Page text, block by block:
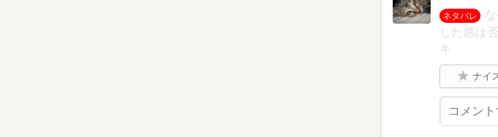
ネタバレ
した感は
キ
ナイ